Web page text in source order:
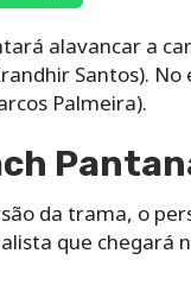
alavancar a
Santos).
Palmeira).
da trama, o
que chegará